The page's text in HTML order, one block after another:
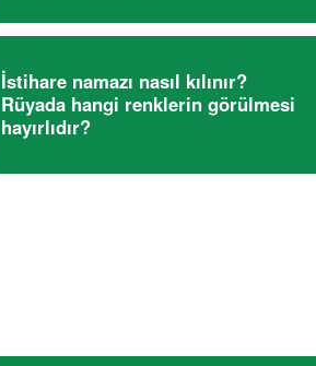
İstihare namazı nasıl kılınır?
Rüyada hangi renklerin görülmesi
hayırlıdır?